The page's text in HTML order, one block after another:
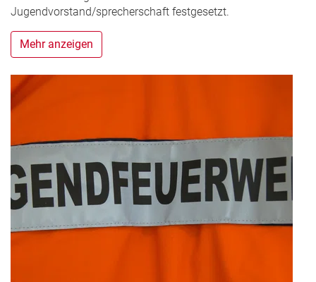
Jugendvorstand/sprecherschaft festgesetzt.
Mehr anzeigen